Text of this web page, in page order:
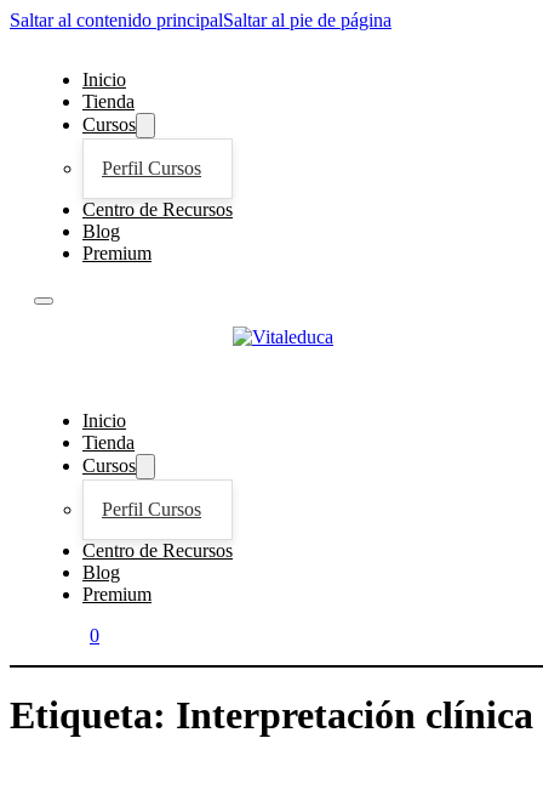
Saltar al contenido principalSaltar al pie de página
Inicio
Tienda
Cursos
Perfil Cursos
Centro de Recursos
Blog
Premium
Inicio
Tienda
Cursos
Perfil Cursos
Centro de Recursos
Blog
Premium
0
Etiqueta: Interpretación clínica